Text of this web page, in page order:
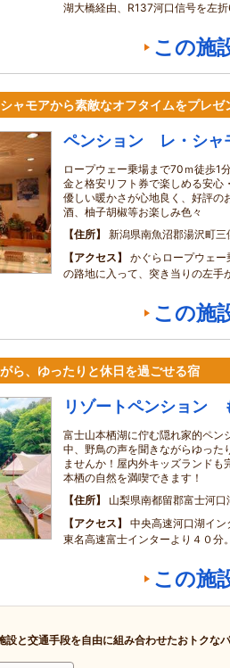
湖大橋経由、R137河口信号を左
この施
ャモアから素敵なオフタイムをプレゼ
ペンション レ・シャ
ロープウェー乗場まで70ｍ徒歩1
金と格安リフト券で楽しめる安心
優しい暖かさが心地良く、好評の
酒、柚子胡椒等お楽しみ色々
住所
新潟県南魚沼郡湯沢町三
アクセス
かぐらロープウェ
の路地に入って、突き当りの左手
この施
ら、ゆったりと休日を過ごせる宿
リゾートペンション
富士山本栖湖に佇む隠れ家的ペン
中、野鳥の声を聞きながらゆった
ませんか！屋内外キッズランドも
本栖の自然を満喫できます！
住所
山梨県南都留郡富士河
アクセス
中央高速河口湖イ
東名高速富士インターより４０分
この施
設と交通手段を自由に組み合わせたおトクな